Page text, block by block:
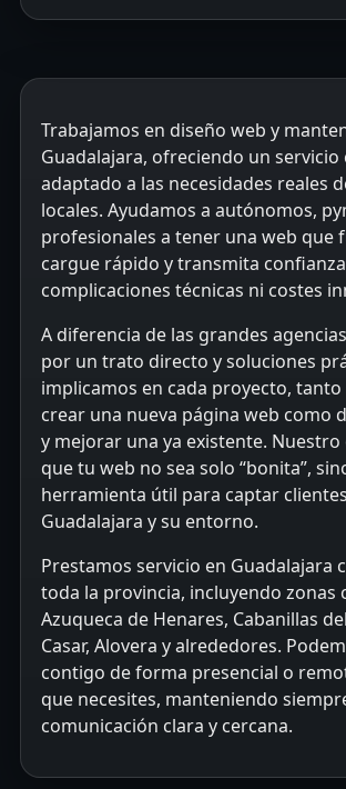
Trabajamos en diseño web y
Guadalajara, ofreciendo un servicio
adaptado a las necesidades reales
locales. Ayudamos a autónomos,
profesionales a tener una web que
cargue rápido y transmita
complicaciones técnicas ni costes
A diferencia de las grandes
por un trato directo y soluciones
implicamos en cada proyecto,
crear una nueva página web como
y mejorar una ya existente. Nuestro
que tu web no sea solo “bonita”,
herramienta útil para captar
Guadalajara y su entorno.
Prestamos servicio en Guadalajara
toda la provincia, incluyendo zonas
Azuqueca de Henares, Cabanillas
Casar, Alovera y alrededores.
contigo de forma presencial o
que necesites, manteniendo
comunicación clara y cercana.